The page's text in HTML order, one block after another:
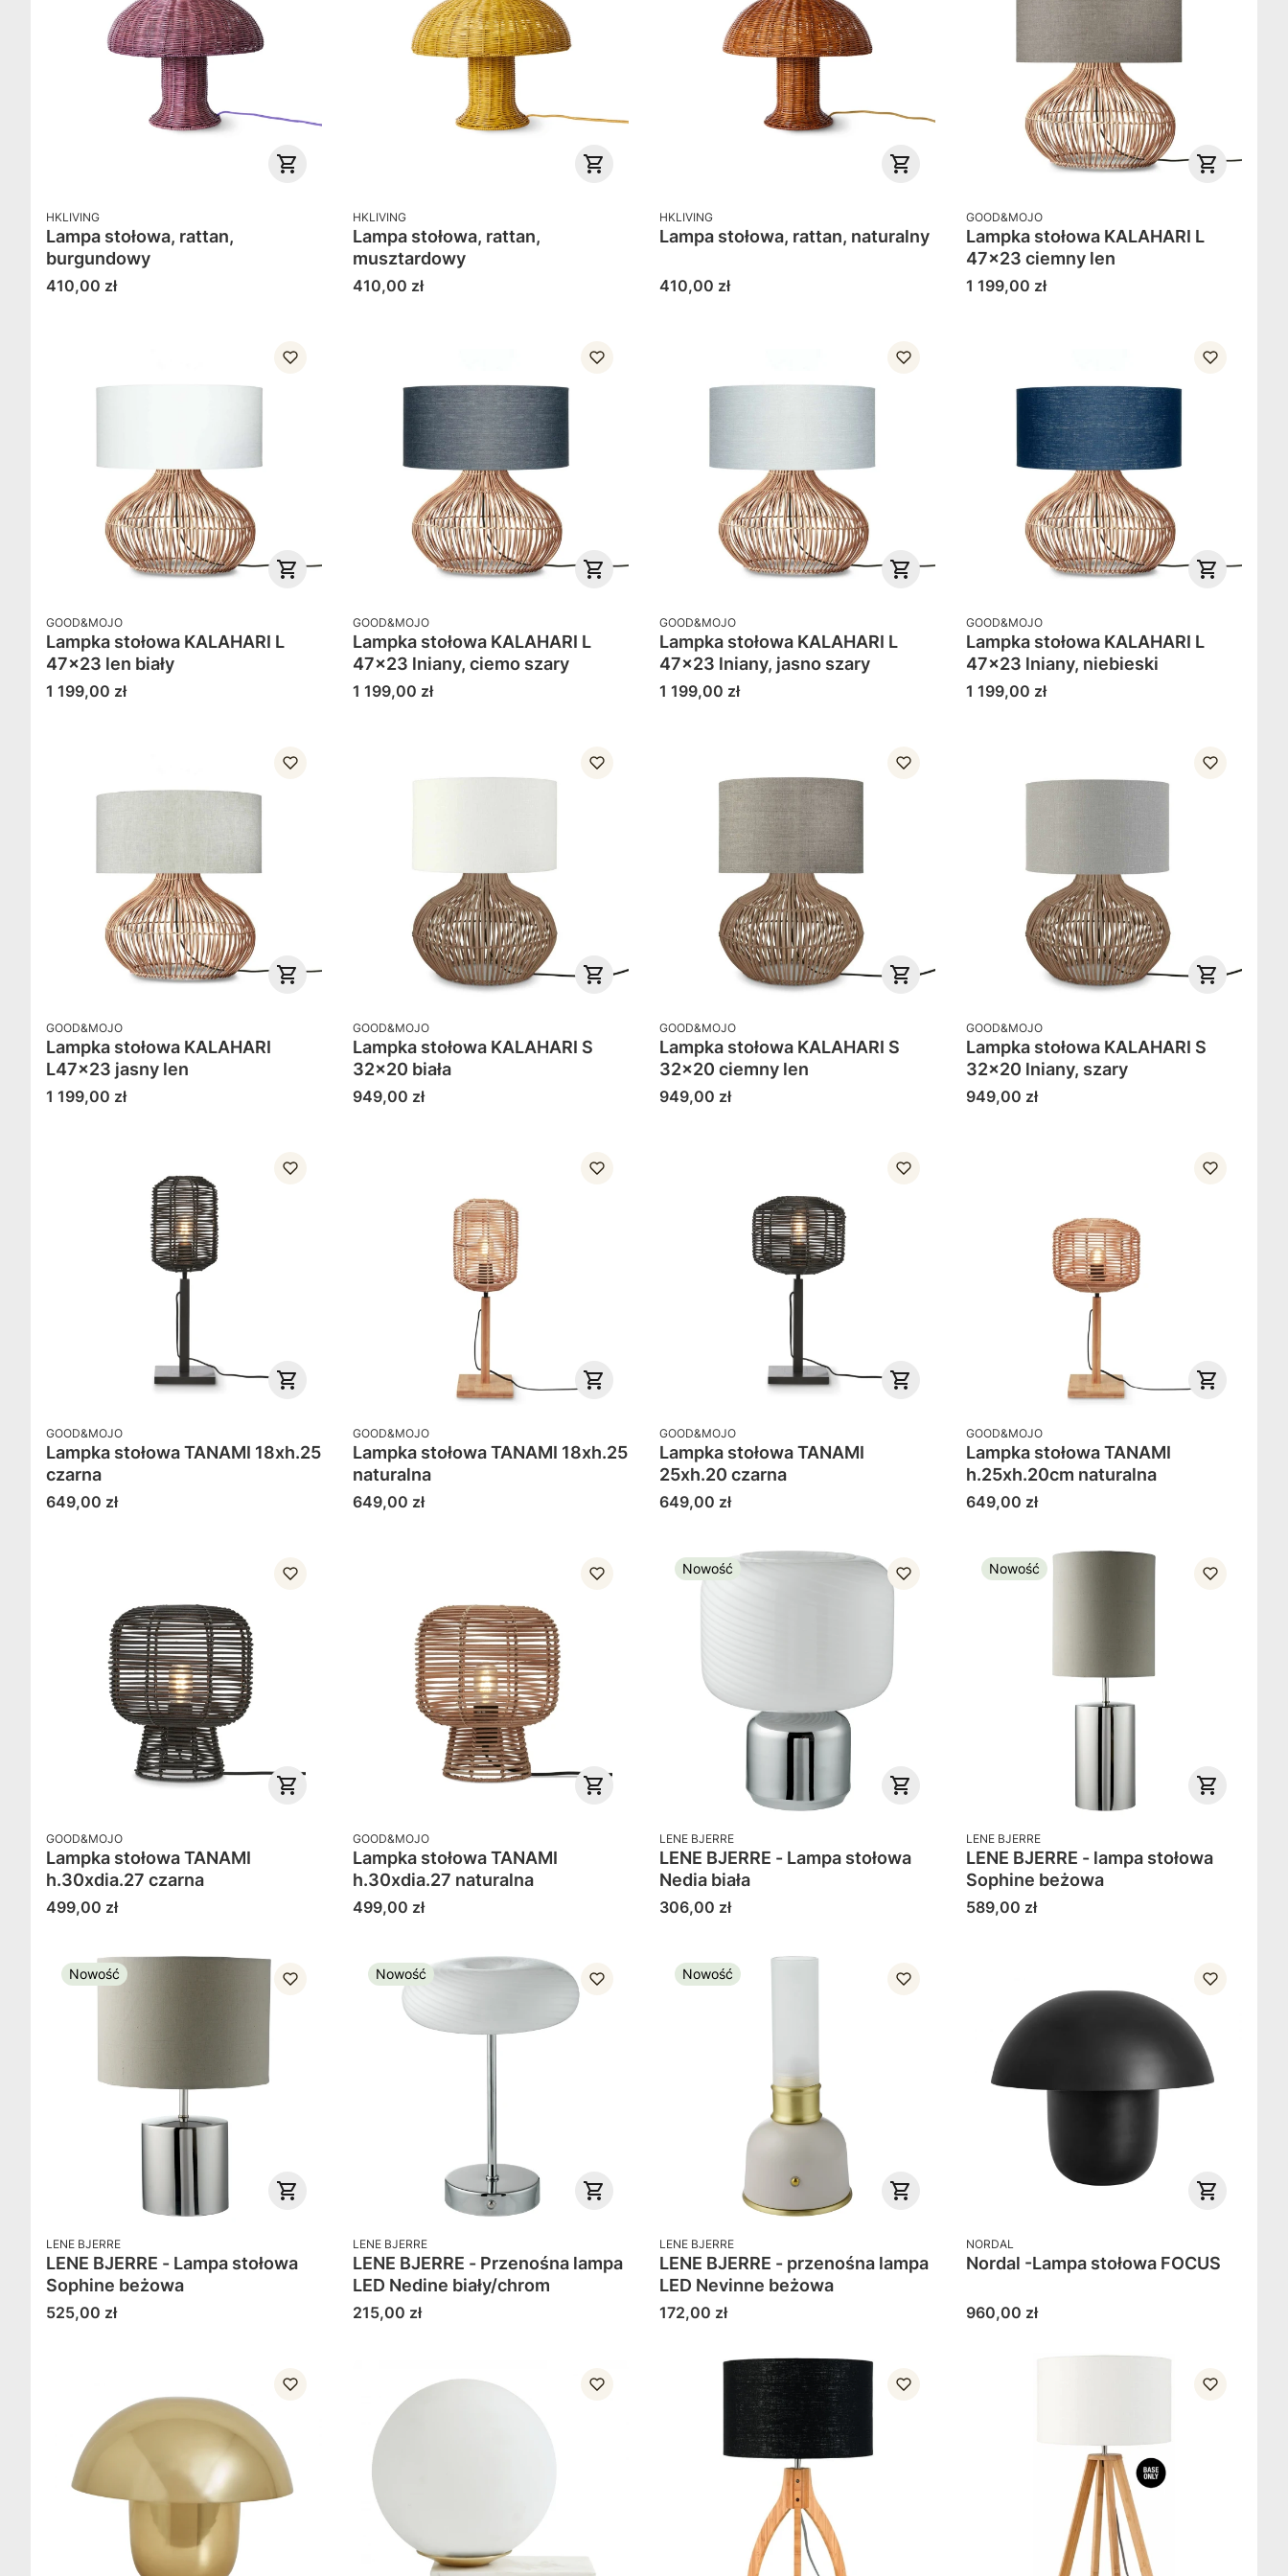
PRODUCENT
HKLIVING
Lampa stołowa, rattan,
burgundowy
Cena
410,00 zł
PRODUCENT
HKLIVING
Lampa stołowa, rattan,
musztardowy
Cena
410,00 zł
PRODUCENT
HKLIVING
Lampa stołowa, rattan, naturalny
Cena
410,00 zł
PRODUCENT
GOOD&MOJO
Lampka stołowa KALAHARI L
47x23 ciemny len
Cena
1 199,00 zł
PRODUCENT
GOOD&MOJO
Lampka stołowa KALAHARI L
47x23 len biały
Cena
1 199,00 zł
PRODUCENT
GOOD&MOJO
Lampka stołowa KALAHARI L
47x23 lniany, ciemo szary
Cena
1 199,00 zł
PRODUCENT
GOOD&MOJO
Lampka stołowa KALAHARI L
47x23 lniany, jasno szary
Cena
1 199,00 zł
PRODUCENT
GOOD&MOJO
Lampka stołowa KALAHARI L
47x23 lniany, niebieski
Cena
1 199,00 zł
PRODUCENT
GOOD&MOJO
Lampka stołowa KALAHARI
L47x23 jasny len
Cena
1 199,00 zł
PRODUCENT
GOOD&MOJO
Lampka stołowa KALAHARI S
32x20 biała
Cena
949,00 zł
PRODUCENT
GOOD&MOJO
Lampka stołowa KALAHARI S
32x20 ciemny len
Cena
949,00 zł
PRODUCENT
GOOD&MOJO
Lampka stołowa KALAHARI S
32x20 lniany, szary
Cena
949,00 zł
PRODUCENT
GOOD&MOJO
Lampka stołowa TANAMI 18xh.25
czarna
Cena
649,00 zł
PRODUCENT
GOOD&MOJO
Lampka stołowa TANAMI 18xh.25
naturalna
Cena
649,00 zł
PRODUCENT
GOOD&MOJO
Lampka stołowa TANAMI
25xh.20 czarna
Cena
649,00 zł
PRODUCENT
GOOD&MOJO
Lampka stołowa TANAMI
h.25xh.20cm naturalna
Cena
649,00 zł
PRODUCENT
GOOD&MOJO
Lampka stołowa TANAMI
h.30xdia.27 czarna
Cena
499,00 zł
PRODUCENT
GOOD&MOJO
Lampka stołowa TANAMI
h.30xdia.27 naturalna
Cena
499,00 zł
Nowość
PRODUCENT
LENE BJERRE
LENE BJERRE - Lampa stołowa
Nedia biała
Cena
306,00 zł
Nowość
PRODUCENT
LENE BJERRE
LENE BJERRE - lampa stołowa
Sophine beżowa
Cena
589,00 zł
Nowość
PRODUCENT
LENE BJERRE
LENE BJERRE - Lampa stołowa
Sophine beżowa
Cena
525,00 zł
Nowość
PRODUCENT
LENE BJERRE
LENE BJERRE - Przenośna lampa
LED Nedine biały/chrom
Cena
215,00 zł
Nowość
PRODUCENT
LENE BJERRE
LENE BJERRE - przenośna lampa
LED Nevinne beżowa
Cena
172,00 zł
PRODUCENT
NORDAL
Nordal -Lampa stołowa FOCUS
Cena
960,00 zł